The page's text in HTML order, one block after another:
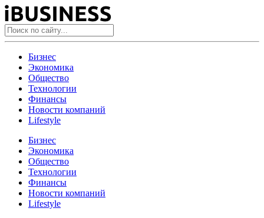
Бизнес
Экономика
Общество
Технологии
Финансы
Новости компаний
Lifestyle
Бизнес
Экономика
Общество
Технологии
Финансы
Новости компаний
Lifestyle